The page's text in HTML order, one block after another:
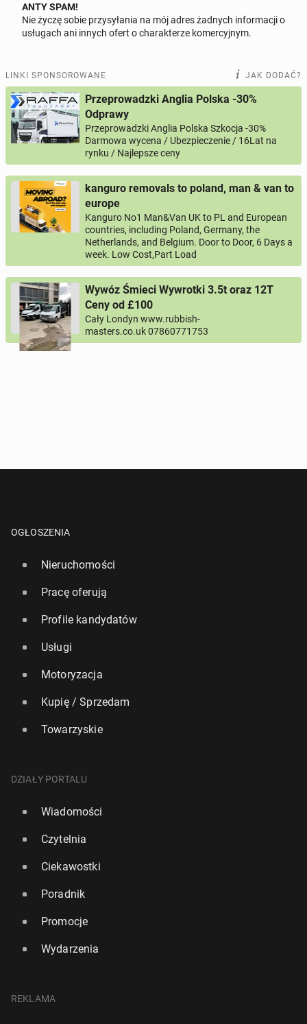
Odpowiedz na ofertę tego ogłoszenia
0 / 1000
Imię i nazwisko
Twój email
Twój telefon
Numer telefon wg wzoru NR KIERUNKOWY KRAJU NR TELEFONU , np.:
+44 7123456789 lub +48 221234567
Pytanie aktywujące
ANTY SPAM!
Nie życzę sobie przysyłania na mój adres żadnych informacji o
usługach ani innych ofert o charakterze komercyjnym.
LINKI SPONSOROWANE JAK DODAĆ?
Przeprowadzki Anglia Polska -30%
Odprawy
Przeprowadzki Anglia Polska Szkocja -30%
Darmowa wycena / Ubezpieczenie / 16Lat na
rynku / Najlepsze ceny
kanguro removals to poland, man & van to
europe
Kanguro No1 Man&Van UK to PL and European
countries, including Poland, Germany, the
Netherlands, and Belgium. Door to Door, 6 Days a
week. Low Cost,Part Load
Wywóz Śmieci Wywrotki 3.5t oraz 12T
Ceny od £100
Cały Londyn www.rubbish-
masters.co.uk 07860771753
OGŁOSZENIA
Nieruchomości
Pracę oferują
Profile kandydatów
Usługi
Motoryzacja
Kupię / Sprzedam
Towarzyskie
DZIAŁY PORTALU
Wiadomości
Czytelnia
Ciekawostki
Poradnik
Promocje
Wydarzenia
REKLAMA